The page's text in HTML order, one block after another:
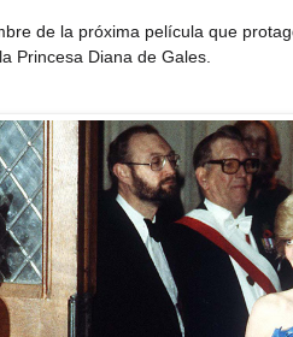
de la próxima película que
Princesa Diana de Gales.